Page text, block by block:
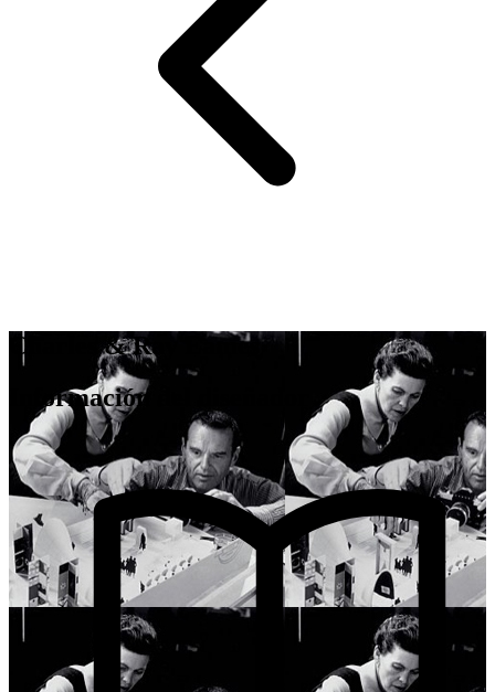
Charles & Ray Eames
Información del diseñador